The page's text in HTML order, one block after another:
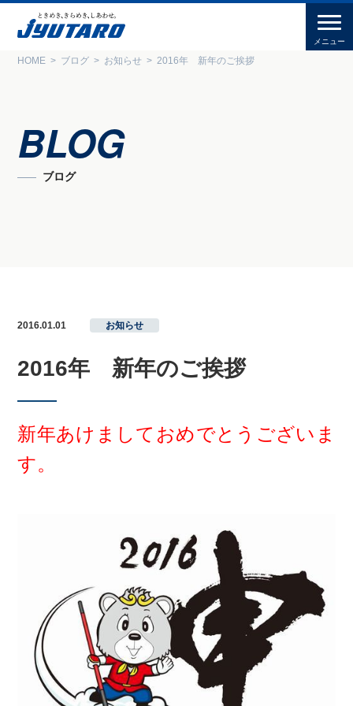
HOME ブログ お知らせ 2016年 新年のご挨拶
BLOG
ブログ
2016.01.01 お知らせ
2016年 新年のご挨拶
新年あけましておめでとうございま
す。